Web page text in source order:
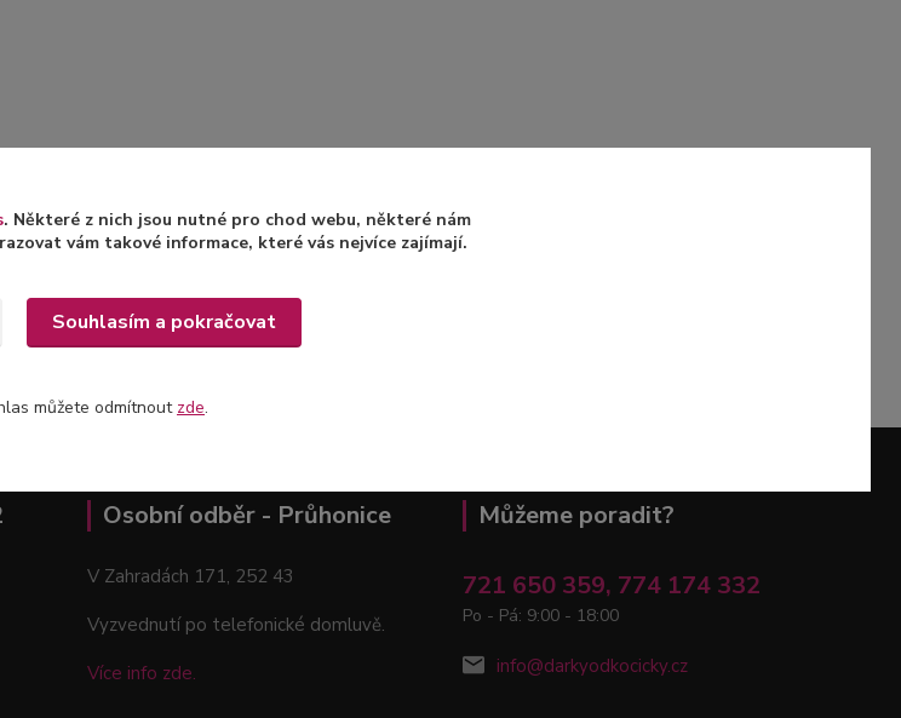
Osobní odběr - Průhonice
V Zahradách 171, 252 43
Vyzvednutí po telefonické domluvě.
Více info zde.
Můžeme poradit?
721 650 359, 774 174 332
Po - Pá: 9:00 - 18:00
info@darkyodkocicky.cz
. Některé z nich jsou nutné pro chod webu, některé nám
vám takové informace, které vás nejvíce zajímají.
Souhlasím a pokračovat
můžete odmítnout zde.